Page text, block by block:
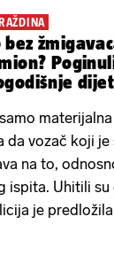
da vozač koji je
na to,
ispita. Uhitili su
je